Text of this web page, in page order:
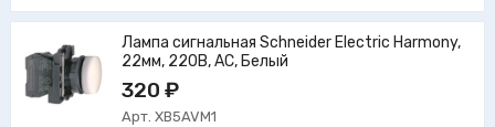
Лампа сигнальная Schneider Electric Harmony,
22мм, 220В, AC, Белый
320 ₽
Арт. XB5AVM1